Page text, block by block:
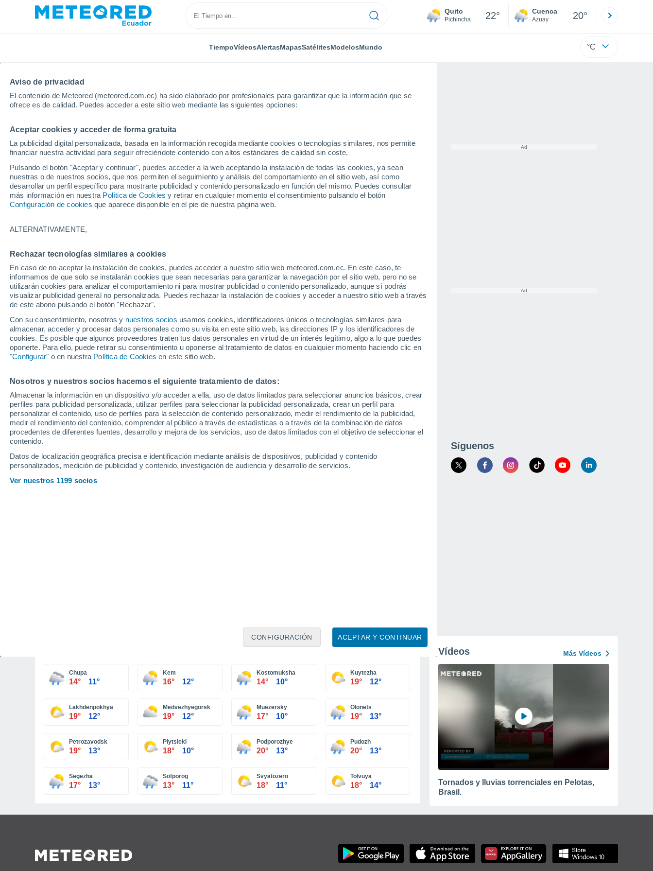
Aviso de privacidad
El contenido de Meteored (meteored.com.ec) ha sido elaborado por profesionales para garantizar que la información que se
ofrece es de calidad. Puedes acceder a este sitio web mediante las siguientes opciones:
Aceptar cookies y acceder de forma gratuita
La publicidad digital personalizada, basada en la información recogida mediante cookies o tecnologías similares, nos permite
financiar nuestra actividad para seguir ofreciéndote contenido con altos estándares de calidad sin coste.
Pulsando el botón "Aceptar y continuar", puedes acceder a la web aceptando la instalación de todas las cookies, ya sean
nuestras o de nuestros socios, que nos permiten el seguimiento y análisis del comportamiento en el sitio web, así como
desarrollar un perfil específico para mostrarte publicidad y contenido personalizado en función del mismo. Puedes consultar
más información en nuestra Política de Cookies y retirar en cualquier momento el consentimiento pulsando el botón
Configuración de cookies que aparece disponible en el pie de nuestra página web.
ALTERNATIVAMENTE,
Rechazar tecnologías similares a cookies
En caso de no aceptar la instalación de cookies, puedes acceder a nuestro sitio web meteored.com.ec. En este caso, te
informamos de que solo se instalarán cookies que sean necesarias para garantizar la navegación por el sitio web, pero no se
utilizarán cookies para analizar el comportamiento ni para mostrar publicidad o contenido personalizado, aunque sí podrás
visualizar publicidad general no personalizada. Puedes rechazar la instalación de cookies y acceder a nuestro sitio web a través
de este abono pulsando el botón "Rechazar".
Con su consentimiento, nosotros y nuestros socios usamos cookies, identificadores únicos o tecnologías similares para
almacenar, acceder y procesar datos personales como su visita en este sitio web, las direcciones IP y los identificadores de
cookies. Es posible que algunos proveedores traten tus datos personales en virtud de un interés legítimo, algo a lo que puedes
oponerte. Para ello, puede retirar su consentimiento u oponerse al tratamiento de datos en cualquier momento haciendo clic en
"Configurar" o en nuestra Política de Cookies en este sitio web.
Nosotros y nuestros socios hacemos el siguiente tratamiento de datos:
Almacenar la información en un dispositivo y/o acceder a ella, uso de datos limitados para seleccionar anuncios básicos, crear
perfiles para publicidad personalizada, utilizar perfiles para seleccionar la publicidad personalizada, crear un perfil para
personalizar el contenido, uso de perfiles para la selección de contenido personalizado, medir el rendimiento de la publicidad,
medir el rendimiento del contenido, comprender al público a través de estadísticas o a través de la combinación de datos
procedentes de diferentes fuentes, desarrollo y mejora de los servicios, uso de datos limitados con el objetivo de seleccionar el
contenido.
Datos de localización geográfica precisa e identificación mediante análisis de dispositivos, publicidad y contenido
personalizados, medición de publicidad y contenido, investigación de audiencia y desarrollo de servicios.
Ver nuestros 1199 socios
ACEPTAR Y CONTINUAR
CONFIGURACIÓN
Quito
Pichincha 22° Cuenca
Azuay 20°
TiempoVídeosAlertasMapasSatélitesModelosMundo °C
Inicio Rusia Carelia
Tiempo en Carelia
Hoy, 8 agosto Todo el día Símbolo
14°
10°
Kostomuksha
17°
13°
Segezha
Medvezhyegorsk
14°
11°
Chupa
12°
Kem
12°
Kuytezha
19°
12°
10°
Muezersky
19°
13°
Petrozavodsk
20°
13°
Pudozh
Síguenos
Chupa
14° 11°
Kem
16° 12°
Kostomuksha
14° 10°
Kuytezha
19° 12°
Lakhdenpokhya
19° 12°
Medvezhyegorsk
19° 12°
Muezersky
17° 10°
Olonets
19° 13°
Petrozavodsk
19° 13°
Piytsieki
18° 10°
Podporozhye
20° 13°
Pudozh
20° 13°
Segezha
17° 13°
Sofporog
13° 11°
Svyatozero
18° 11°
Tolvuya
18° 14°
Vídeos Más Vídeos
Tornados y lluvias torrenciales en Pelotas,
Brasil.